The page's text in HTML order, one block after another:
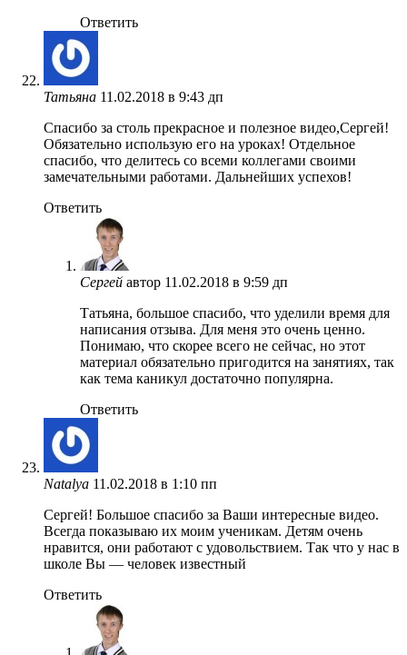
Ответить
Татьяна 11.02.2018 в 9:43 дп
Спасибо за столь прекрасное и полезное видео,Сергей!
Обязательно использую его на уроках! Отдельное
спасибо, что делитесь со всеми коллегами своими
замечательными работами. Дальнейших успехов!
Ответить
Сергей автор 11.02.2018 в 9:59 дп
Татьяна, большое спасибо, что уделили время для
написания отзыва. Для меня это очень ценно.
Понимаю, что скорее всего не сейчас, но этот
материал обязательно пригодится на занятиях, так
как тема каникул достаточно популярна.
Ответить
Natalya 11.02.2018 в 1:10 пп
Сергей! Большое спасибо за Ваши интересные видео.
Всегда показываю их моим ученикам. Детям очень
нравится, они работают с удовольствием. Так что у нас в
школе Вы — человек известный
Ответить